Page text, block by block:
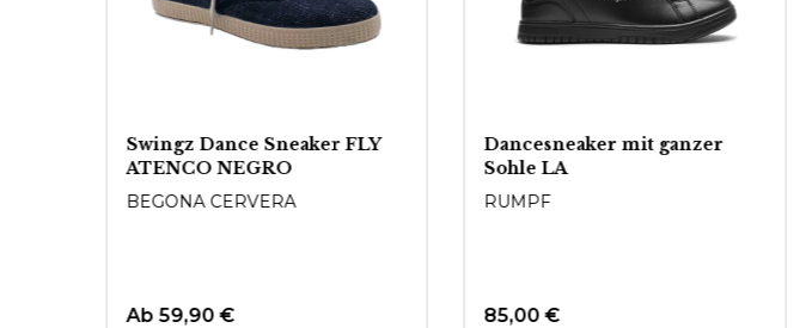
Swingz Dance Sneaker FLY
ATENCO NEGRO
BEGONA CERVERA
Ab59,90 €
Dancesneaker mit ganzer
Sohle LA
RUMPF
85,00 €